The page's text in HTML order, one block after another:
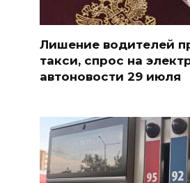
Лишение водителей
такси, спрос на
автоновости 29 июля